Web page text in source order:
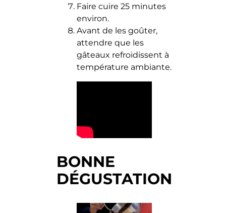
Faire cuire 25 minutes
environ.
Avant de les goûter,
attendre que les
gâteaux refroidissent à
température ambiante.
BONNE
DÉGUSTATION